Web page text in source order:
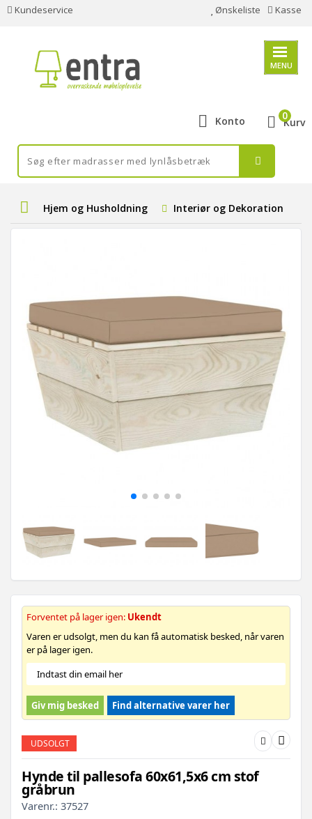
Kundeservice Ønskeliste Kasse
MENU
Konto Kurv
0
Hjem og Husholdning Interiør og Dekoration
Forventet på lager igen: Ukendt
Varen er udsolgt, men du kan få automatisk besked, når varen
er på lager igen.
Giv mig besked Find alternative varer her
UDSOLGT
Hynde til pallesofa 60x61,5x6 cm stof
gråbrun
Varenr.: 37527